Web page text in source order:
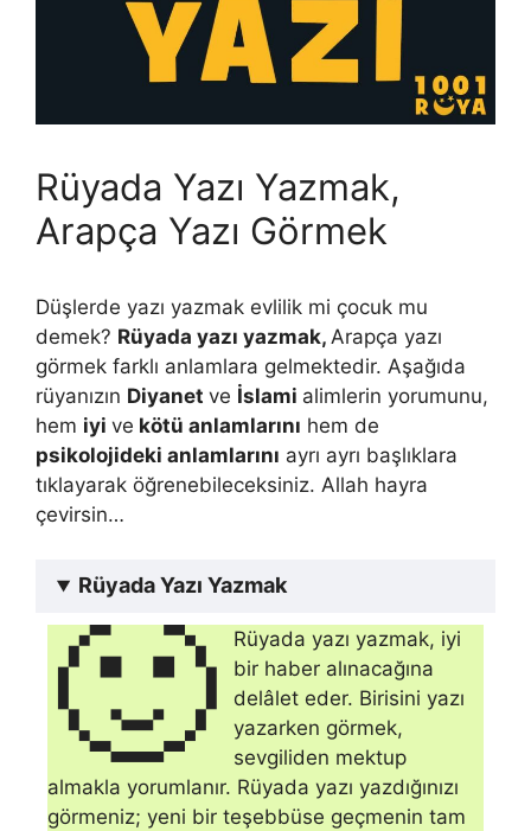
Rüyada Yazı Yazmak,
Arapça Yazı Görmek
Düşlerde yazı yazmak evlilik mi çocuk mu
demek? Rüyada yazı yazmak, Arapça yazı
görmek farklı anlamlara gelmektedir. Aşağıda
rüyanızın Diyanet ve İslami alimlerin yorumunu,
hem iyi ve kötü anlamlarını hem de
psikolojideki anlamlarını ayrı ayrı başlıklara
tıklayarak öğrenebileceksiniz. Allah hayra
çevirsin…
Rüyada Yazı Yazmak
🙂
Rüyada yazı yazmak, iyi
bir haber alına­cağına
delâlet eder. Birisini yazı
yazarken görmek,
sevgiliden mektup
almakla yorumlanır. Rüyada yazı yazdığınızı
görmeniz; yeni bir teşebbüse geçmenin tam